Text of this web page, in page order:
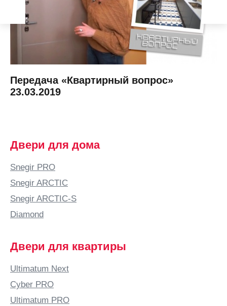
Передача «Квартирный вопрос»
23.03.2019
Двери для дома
Snegir PRO
Snegir ARCTIC
Snegir ARCTIC-S
Diamond
Двери для квартиры
Ultimatum Next
Cyber PRO
Ultimatum PRO